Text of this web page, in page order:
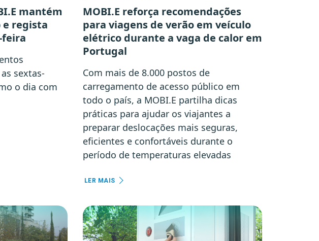
mantém
e regista
feira
sextas-
o dia com
MOBI.E reforça recomendações
para viagens de verão em veículo
elétrico durante a vaga de calor em
Portugal
Com mais de 8.000 postos de
carregamento de acesso público em
todo o país, a MOBI.E partilha dicas
práticas para ajudar os viajantes a
preparar deslocações mais seguras,
eficientes e confortáveis durante o
período de temperaturas elevadas
LER MAIS